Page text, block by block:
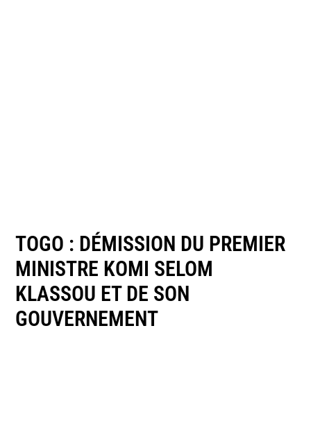
TOGO : DÉMISSION DU PREMIER
MINISTRE KOMI SELOM
KLASSOU ET DE SON
GOUVERNEMENT